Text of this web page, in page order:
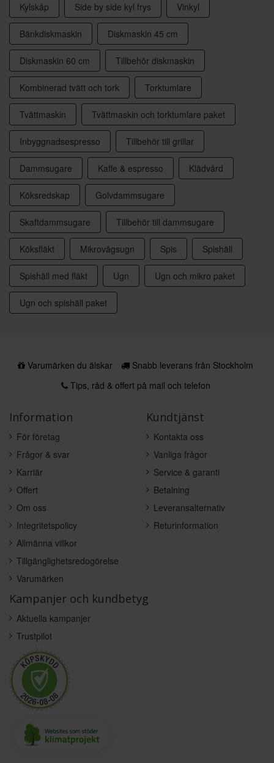
Kylskåp Side by side kyl frys Vinkyl
Bänkdiskmaskin Diskmaskin 45 cm
Diskmaskin 60 cm Tillbehör diskmaskin
Kombinerad tvätt och tork Torktumlare
Tvättmaskin Tvättmaskin och torktumlare paket
Inbyggnadsespresso Tillbehör till grillar
Dammsugare Kaffe & espresso Klädvård
Köksredskap Golvdammsugare
Skaftdammsugare Tillbehör till dammsugare
Köksfläkt Mikrovågsugn Spis Spishäll
Spishäll med fläkt Ugn Ugn och mikro paket
Ugn och spishäll paket
Varumärken du älskar
Snabb leverans från Stockholm
Tips, råd & offert på mail och telefon
Information
För företag
Frågor & svar
Karriär
Offert
Om oss
Integritetspolicy
Allmänna villkor
Tillgänglighetsredogörelse
Varumärken
Kundtjänst
Kontakta oss
Vanliga frågor
Service & garanti
Betalning
Leveransalternativ
Returinformation
Kampanjer och kundbetyg
Aktuella kampanjer
Trustpilot